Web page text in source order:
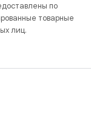
по
товарные
лиц.